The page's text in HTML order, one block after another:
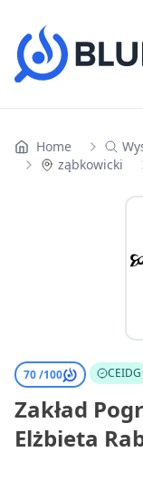
Home
ząbkowicki
70 /100 CEIDG
Zakład
Elżbieta